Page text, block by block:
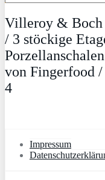
Villeroy & Boch
/ 3 stöckige
von Fingerfood
4
Impressum